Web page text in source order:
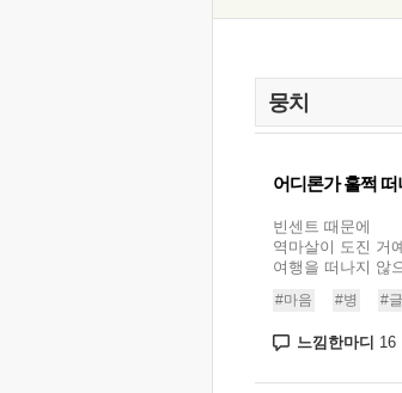
어디론가 훌쩍 떠
빈센트 때문에
역마살이 도진 거
여행을 떠나지 않
#마음 #병 #글
느낌한마디 16